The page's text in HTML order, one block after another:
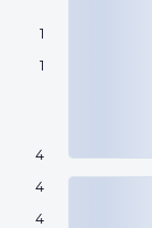
1
1
4
4
4